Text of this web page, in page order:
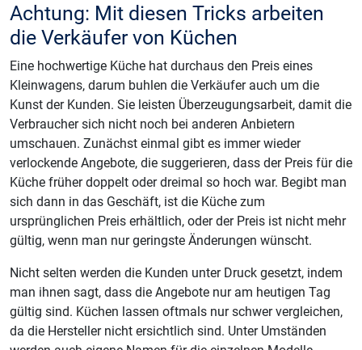
Achtung: Mit diesen Tricks arbeiten
die Verkäufer von Küchen
Eine hochwertige Küche hat durchaus den Preis eines
Kleinwagens, darum buhlen die Verkäufer auch um die
Kunst der Kunden. Sie leisten Überzeugungsarbeit, damit die
Verbraucher sich nicht noch bei anderen Anbietern
umschauen. Zunächst einmal gibt es immer wieder
verlockende Angebote, die suggerieren, dass der Preis für die
Küche früher doppelt oder dreimal so hoch war. Begibt man
sich dann in das Geschäft, ist die Küche zum
ursprünglichen Preis erhältlich, oder der Preis ist nicht mehr
gültig, wenn man nur geringste Änderungen wünscht.
Nicht selten werden die Kunden unter Druck gesetzt, indem
man ihnen sagt, dass die Angebote nur am heutigen Tag
gültig sind. Küchen lassen oftmals nur schwer vergleichen,
da die Hersteller nicht ersichtlich sind. Unter Umständen